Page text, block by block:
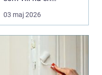
driftsäker och
ekonomisk
uppvärmnin...
03 maj 2026